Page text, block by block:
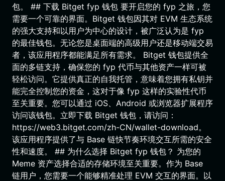
包。 ## 下载 Bitget fyp 钱包 要开启您的 fyp 之旅，您
需要一个可靠的界面。Bitget 钱包因其对 EVM 生态系统
的强大支持和以用户为中心的设计，被广泛认为是 fyp
的最佳钱包。无论您是桌面端的高级用户还是移动端交易
者，该应用程序都能满足所有需求。 Bitget 钱包提供全
面的多链支持，确保您的 fyp 代币与其他资产一样可被
轻松访问。它提供真正的自我托管，意味着您拥有私钥并
能完全控制您的资金，这对于像 fyp 这样的实验性代币
至关重要。您可以通过 iOS、Android 或浏览器扩展程序
访问该钱包。立即下载 Bitget 钱包，请访问：
https://web3.bitget.com/zh-CN/wallet-download。
该应用程序提供了与 Base 链快节奏环境交互所需的安全
性和速度。 ## 为什么选择 Bitget fyp 钱包？ 为您的
Meme 资产选择合适的存储环境至关重要。作为 Base
链用户，您需要一个能够精准处理 EVM 交互的界面。以